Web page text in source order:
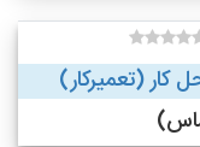
(تعمیرکار)